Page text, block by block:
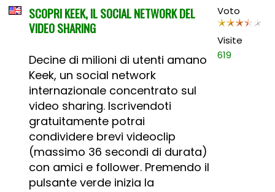
SCOPRI KEEK, IL SOCIAL NETWORK DEL
VIDEO SHARING
Decine di milioni di utenti amano
Keek, un social network
internazionale concentrato sul
video sharing. Iscrivendoti
gratuitamente potrai
condividere brevi videoclip
(massimo 36 secondi di durata)
con amici e follower. Premendo il
pulsante verde inizia la
Voto
Visite
619